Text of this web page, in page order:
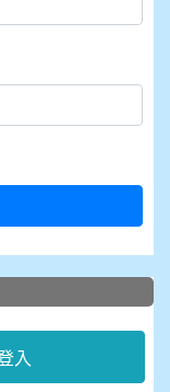
入